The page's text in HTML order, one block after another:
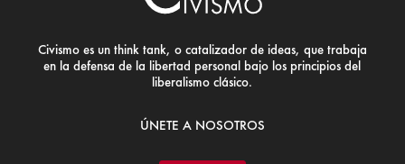
Civismo es un think tank, o catalizador de ideas, que trabaja
en la defensa de la libertad personal bajo los principios del
liberalismo clásico.
ÚNETE A NOSOTROS